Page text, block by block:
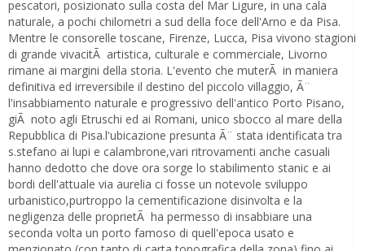
pescatori, posizionato sulla costa del Mar Ligure, in una cala
naturale, a pochi chilometri a sud della foce dell'Arno e da Pisa.
Mentre le consorelle toscane, Firenze, Lucca, Pisa vivono stagioni
di grande vivacitÃ artistica, culturale e commerciale, Livorno
rimane ai margini della storia. L'evento che muterÃ in maniera
definitiva ed irreversibile il destino del piccolo villaggio, Ã¨
l'insabbiamento naturale e progressivo dell'antico Porto Pisano,
giÃ noto agli Etruschi ed ai Romani, unico sbocco al mare della
Repubblica di Pisa.l'ubicazione presunta Ã¨ stata identificata tra
s.stefano ai lupi e calambrone,vari ritrovamenti anche casuali
hanno dedotto che dove ora sorge lo stabilimento stanic e ai
bordi dell'attuale via aurelia ci fosse un notevole sviluppo
urbanistico,purtroppo la cementificazione disinvolta e la
negligenza delle proprietÃ ha permesso di insabbiare una
seconda volta un porto famoso di quell'epoca usato e